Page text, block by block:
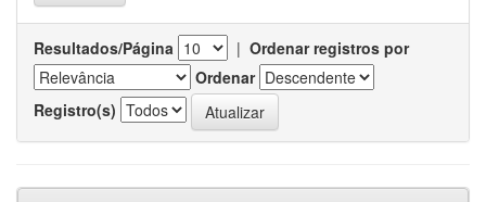
Resultados/Página | Ordenar registros por
Ordenar
Registro(s)